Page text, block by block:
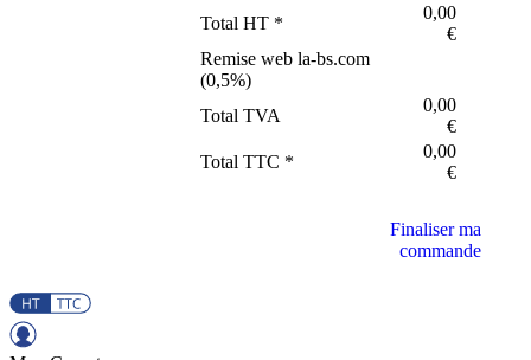
Total HT *
0,00
€
Remise web la-bs.com
(0,5%)
Total TVA
0,00
€
Total TTC *
0,00
€
Finaliser ma
commande